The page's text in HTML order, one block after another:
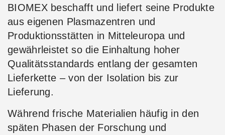
BIOMEX beschafft und liefert seine Produkte
aus eigenen Plasmazentren und
Produktionsstätten in Mitteleuropa und
gewährleistet so die Einhaltung hoher
Qualitätsstandards entlang der gesamten
Lieferkette – von der Isolation bis zur
Lieferung.
Während frische Materialien häufig in den
späten Phasen der Forschung und